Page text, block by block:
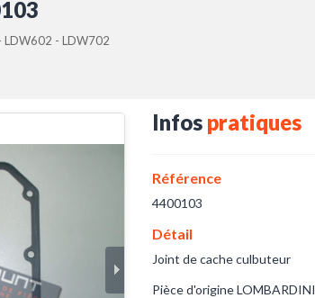
LDW602 - LDW702
Infos pratiques
Référence
4400103
Détail
Joint de cache culbuteur
Pièce d'origine LOMBARDINI